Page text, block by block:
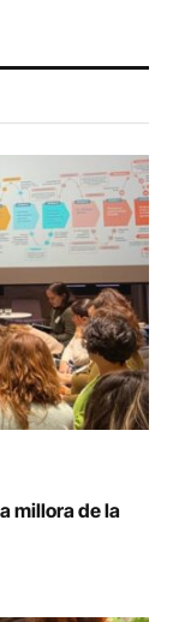
millora de la